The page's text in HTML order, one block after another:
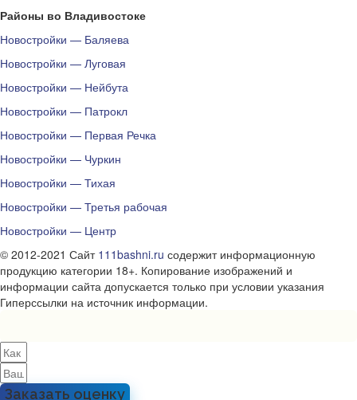
Районы во Владивостоке
Новостройки — Баляева
Новостройки — Луговая
Новостройки — Нейбута
Новостройки — Патрокл
Новостройки — Первая Речка
Новостройки — Чуркин
Новостройки — Тихая
Новостройки — Третья рабочая
Новостройки — Центр
© 2012-2021 Сайт 111bashni.ru содержит информационную
продукцию категории 18+. Копирование изображений и
информации сайта допускается только при условии указания
Гиперссылки на источник информации.
Заказать оценку